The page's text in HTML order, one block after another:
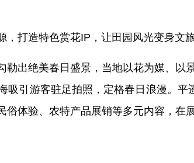
打造特色赏花IP，让田园风光变身文旅
出绝美春日盛景，当地以花为媒、
引游客驻足拍照，定格春日浪漫。平
体验、农特产品展销等多元内容，在